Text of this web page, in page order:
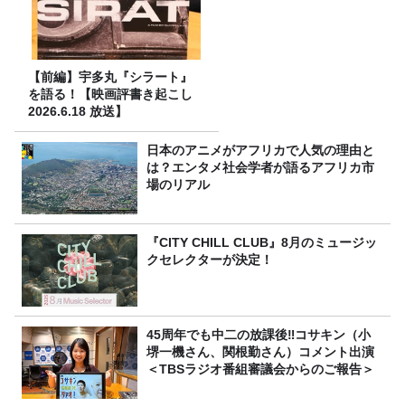
【前編】宇多丸『シラート』
を語る！【映画評書き起こし
2026.6.18 放送】
日本のアニメがアフリカで人気の理由と
は？エンタメ社会学者が語るアフリカ市
場のリアル
『CITY CHILL CLUB』8月のミュージッ
クセレクターが決定！
45周年でも中二の放課後‼コサキン（小
堺一機さん、関根勤さん）コメント出演
＜TBSラジオ番組審議会からのご報告＞